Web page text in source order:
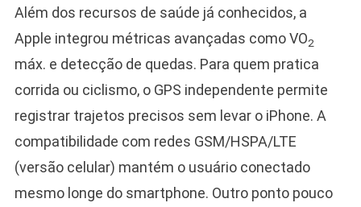
Além dos recursos de saúde já conhecidos, a
Apple integrou métricas avançadas como VO2
máx. e detecção de quedas. Para quem pratica
corrida ou ciclismo, o GPS independente permite
registrar trajetos precisos sem levar o iPhone. A
compatibilidade com redes GSM/HSPA/LTE
(versão celular) mantém o usuário conectado
mesmo longe do smartphone. Outro ponto pouco